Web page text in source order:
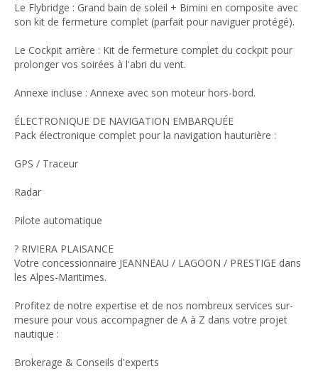
Le Flybridge : Grand bain de soleil + Bimini en composite avec
son kit de fermeture complet (parfait pour naviguer protégé).
Le Cockpit arrière : Kit de fermeture complet du cockpit pour
prolonger vos soirées à l'abri du vent.
Annexe incluse : Annexe avec son moteur hors-bord.
ÉLECTRONIQUE DE NAVIGATION EMBARQUÉE
Pack électronique complet pour la navigation hauturière :
GPS / Traceur
Radar
Pilote automatique
? RIVIERA PLAISANCE
Votre concessionnaire JEANNEAU / LAGOON / PRESTIGE dans
les Alpes-Maritimes.
Profitez de notre expertise et de nos nombreux services sur-
mesure pour vous accompagner de A à Z dans votre projet
nautique :
Brokerage & Conseils d'experts